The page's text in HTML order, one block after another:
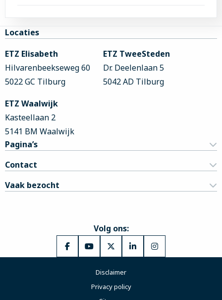
Site
Locaties
ETZ Elisabeth
Hilvarenbeekseweg 60
5022 GC Tilburg
ETZ TweeSteden
Dr. Deelenlaan 5
5042 AD Tilburg
ETZ Waalwijk
Kasteellaan 2
5141 BM Waalwijk
Pagina’s
Contact
Vaak bezocht
Volg ons:
Ga
Facebook
Ga
YouTube
Ga
X
Ga
Ga
Disclaimer
Privacy policy